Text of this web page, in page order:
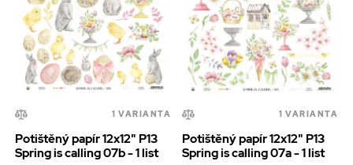
1 VARIANTA
Potištěný papír 12x12" P13
Spring is calling 07b - 1 list
1 VARIANTA
Potištěný papír 12x12" P13
Spring is calling 07a - 1 list